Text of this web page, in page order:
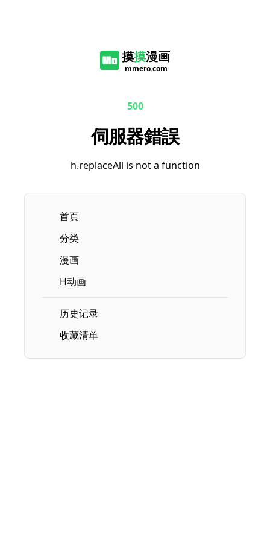
摸摸漫画
mmero.com
500
伺服器錯誤
h.replaceAll is not a function
首頁
分类
漫画
H动画
历史记录
收藏清单